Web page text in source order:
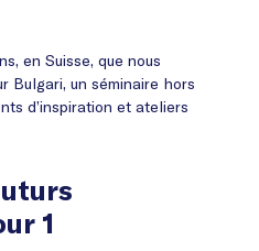
en Suisse, que nous
Bulgari, un séminaire hors
d’inspiration et ateliers
1